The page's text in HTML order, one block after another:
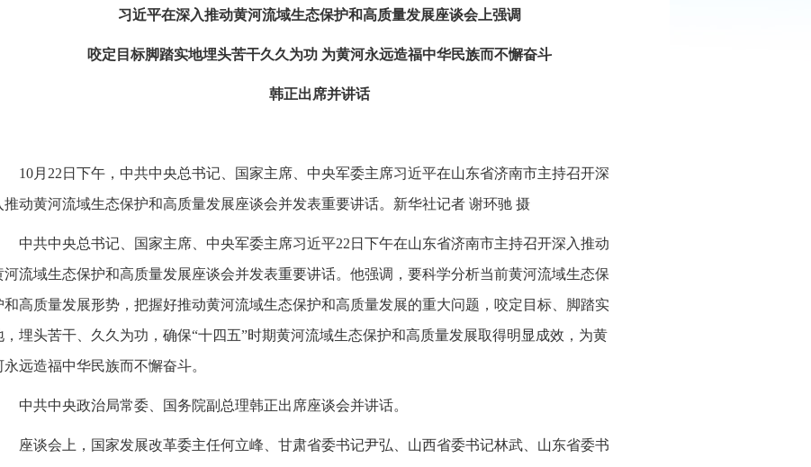
习近平在深入推动黄河流域生态保护和高质量发展座谈会上强调
咬定目标脚踏实地埋头苦干久久为功 为黄河永远造福中华民族而不懈奋斗
韩正出席并讲话
10月22日下午，中共中央总书记、国家主席、中央军委主席习近平在山东省济南市主持召开深
推动黄河流域生态保护和高质量发展座谈会并发表重要讲话。新华社记者 谢环驰 摄
中共中央总书记、国家主席、中央军委主席习近平22日下午在山东省济南市主持召开深入推动
河流域生态保护和高质量发展座谈会并发表重要讲话。他强调，要科学分析当前黄河流域生态保
和高质量发展形势，把握好推动黄河流域生态保护和高质量发展的重大问题，咬定目标、脚踏实
，埋头苦干、久久为功，确保“十四五”时期黄河流域生态保护和高质量发展取得明显成效，为黄
永远造福中华民族而不懈奋斗。
中共中央政治局常委、国务院副总理韩正出席座谈会并讲话。
座谈会上，国家发展改革委主任何立峰、甘肃省委书记尹弘、山西省委书记林武、山东省委书